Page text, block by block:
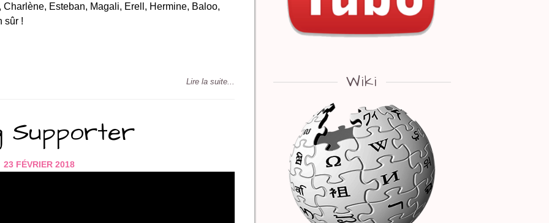
Esteban, Magali, Erell, Hermine, Baloo,
sûr !
Lire la suite...
Supporter
23 FÉVRIER 2018
Wiki